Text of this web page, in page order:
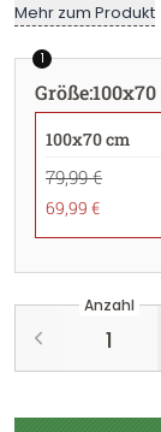
Mehr zum Produkt
1
Größe:
100x70 cm
79,99 €
69,99 €
Anzahl